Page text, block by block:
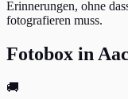
Erinnerungen, ohne
fotografieren muss.
Fotobox in
🚚